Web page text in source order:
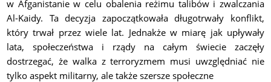
w Afganistanie w celu obalenia reżimu talibów i zwalczania
Al-Kaidy. Ta decyzja zapoczątkowała długotrwały konflikt,
który trwał przez wiele lat. Jednakże w miarę jak upływały
lata, społeczeństwa i rządy na całym świecie zaczęły
dostrzegać, że walka z terroryzmem musi uwzględniać nie
tylko aspekt militarny, ale także szersze społeczne